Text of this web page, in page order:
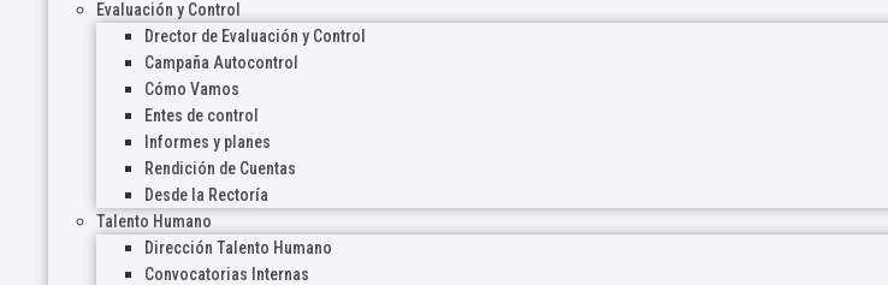
Evaluación y Control
Drector de Evaluación y Control
Campaña Autocontrol
Cómo Vamos
Entes de control
Informes y planes
Rendición de Cuentas
Desde la Rectoría
Talento Humano
Dirección Talento Humano
Convocatorias Internas